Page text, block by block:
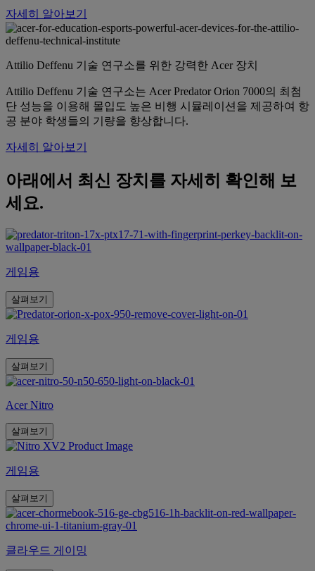
자세히 알아보기
Attilio Deffenu 기술 연구소를 위한 강력한 Acer 장치
Attilio Deffenu 기술 연구소는 Acer Predator Orion 7000의 최첨
단 성능을 이용해 몰입도 높은 비행 시뮬레이션을 제공하여 항
공 분야 학생들의 기량을 향상합니다.
자세히 알아보기
아래에서 최신 장치를 자세히 확인해 보
세요.
게임용
살펴보기
게임용
살펴보기
Acer Nitro
살펴보기
게임용
살펴보기
클라우드 게이밍